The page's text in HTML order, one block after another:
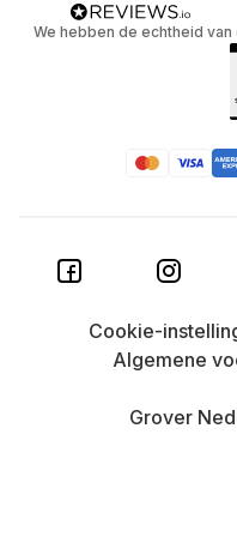
We hebben de echtheid
Grover
Cookie-
Algemene